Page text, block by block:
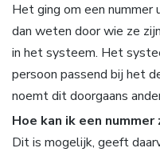
Het ging om een
dan weten door wie ze
in het systeem. Het
persoon passend bij het
noemt dit doorgaans
Hoe kan ik een
Dit is mogelijk, geeft